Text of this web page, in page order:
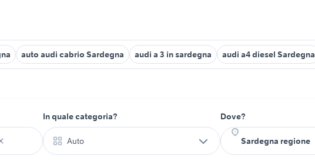
auto audi cabrio Sardegna audi a 3 in sardegna audi a4 diesel Sardegna
In quale categoria?
Auto
Dove?